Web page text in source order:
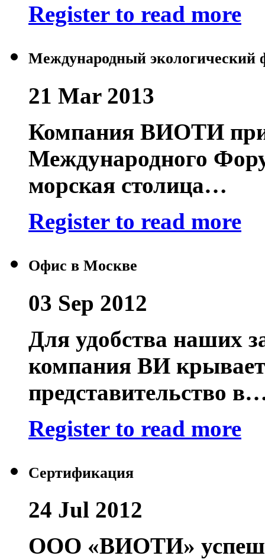
Register to read more
Международный экологический
21 Mar 2013
Компания ВИОТИ
Международного
морская столица…
Register to read more
Офис в Москве
03 Sep 2012
Для удобства наших
компания ВИ крывает
представительство
Register to read more
Сертификация
24 Jul 2012
ООО «ВИОТИ»